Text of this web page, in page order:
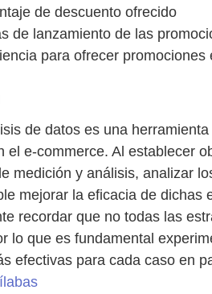
de descuento ofrecido
de lanzamiento de las
para ofrecer promociones
de datos es una
el e-commerce. Al establecer
medición y análisis, analizar
mejorar la eficacia de dichas
recordar que no todas las
lo que es fundamental
efectivas para cada caso en